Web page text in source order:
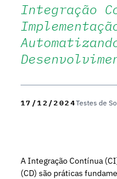
Integração
17/12/2024Testes de
A Integração Contínua
(CD) são práticas